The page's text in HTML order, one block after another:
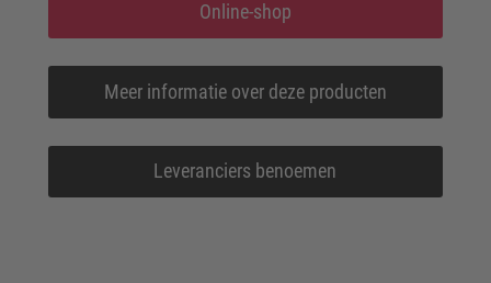
Online-shop
Meer informatie over deze producten
Leveranciers benoemen